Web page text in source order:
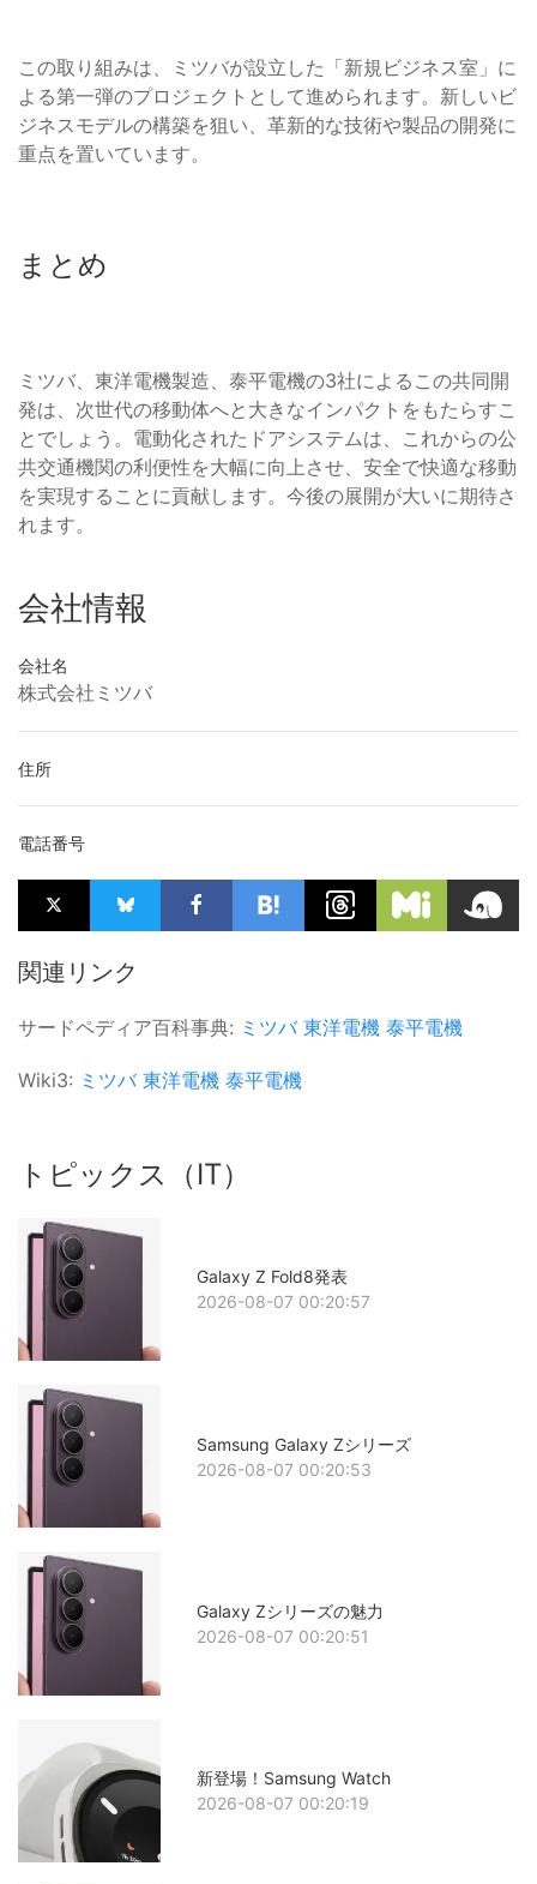
この取り組みは、ミツバが設立した「新規ビジネス室」に
よる第一弾のプロジェクトとして進められます。新しいビ
ジネスモデルの構築を狙い、革新的な技術や製品の開発に
重点を置いています。
まとめ
ミツバ、東洋電機製造、泰平電機の3社によるこの共同開
発は、次世代の移動体へと大きなインパクトをもたらすこ
とでしょう。電動化されたドアシステムは、これからの公
共交通機関の利便性を大幅に向上させ、安全で快適な移動
を実現することに貢献します。今後の展開が大いに期待さ
れます。
会社情報
会社名
株式会社ミツバ
住所
電話番号
関連リンク
サードペディア百科事典: ミツバ 東洋電機 泰平電機
Wiki3: ミツバ 東洋電機 泰平電機
トピックス（IT）
Galaxy Z Fold8発表
2026-08-07 00:20:57
Samsung Galaxy Zシリーズ
2026-08-07 00:20:53
Galaxy Zシリーズの魅力
2026-08-07 00:20:51
新登場！Samsung Watch
2026-08-07 00:20:19